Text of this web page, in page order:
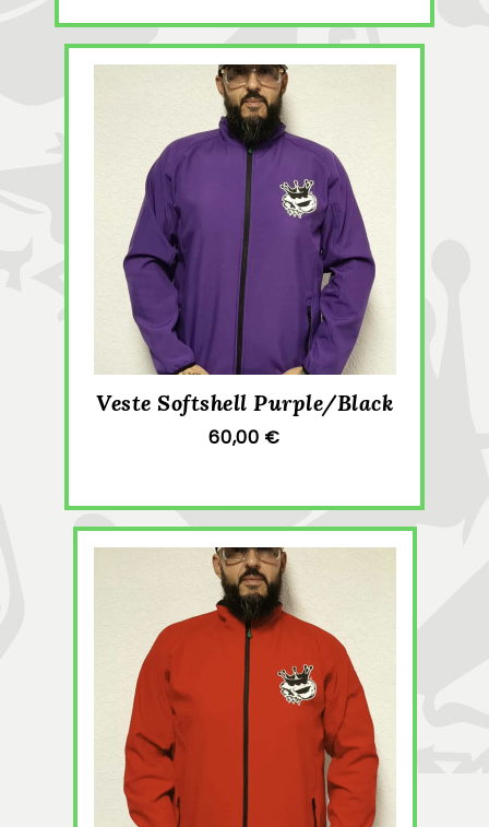
Veste Softshell Purple/Black
60,00 €